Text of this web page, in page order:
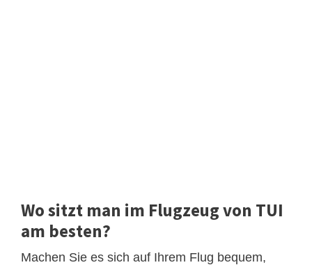
Wo sitzt man im Flugzeug von TUI
am besten?
Machen Sie es sich auf Ihrem Flug bequem,